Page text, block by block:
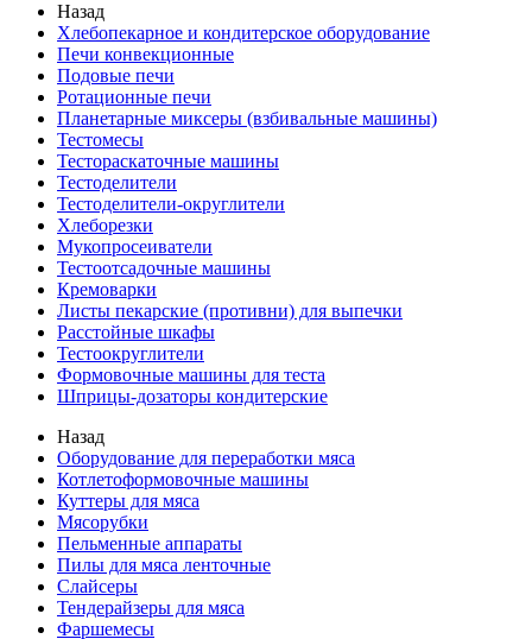
Назад
Хлебопекарное и кондитерское оборудование
Печи конвекционные
Подовые печи
Ротационные печи
Планетарные миксеры (взбивальные машины)
Тестомесы
Тестораскаточные машины
Тестоделители
Тестоделители-округлители
Хлеборезки
Мукопросеиватели
Тестоотсадочные машины
Кремоварки
Листы пекарские (противни) для выпечки
Расстойные шкафы
Тестоокруглители
Формовочные машины для теста
Шприцы-дозаторы кондитерские
Назад
Оборудование для переработки мяса
Котлетоформовочные машины
Куттеры для мяса
Мясорубки
Пельменные аппараты
Пилы для мяса ленточные
Слайсеры
Тендерайзеры для мяса
Фаршемесы